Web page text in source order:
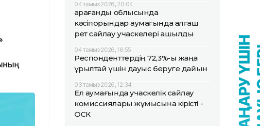
04 тамыз 2026, 20:04
Қарағанды облысында
кәсіпорындар аумағында алғаш
рет сайлау учаскелері ашылды
04 тамыз 2026, 16:55
Респонденттердің 72,3%-ы жаңа
Құрылтай үшін дауыс беруге дайын
03 тамыз 2026, 12:34
Ел аумағында учаскелік сайлау
комиссиялары жұмысына кірісті -
ОСК